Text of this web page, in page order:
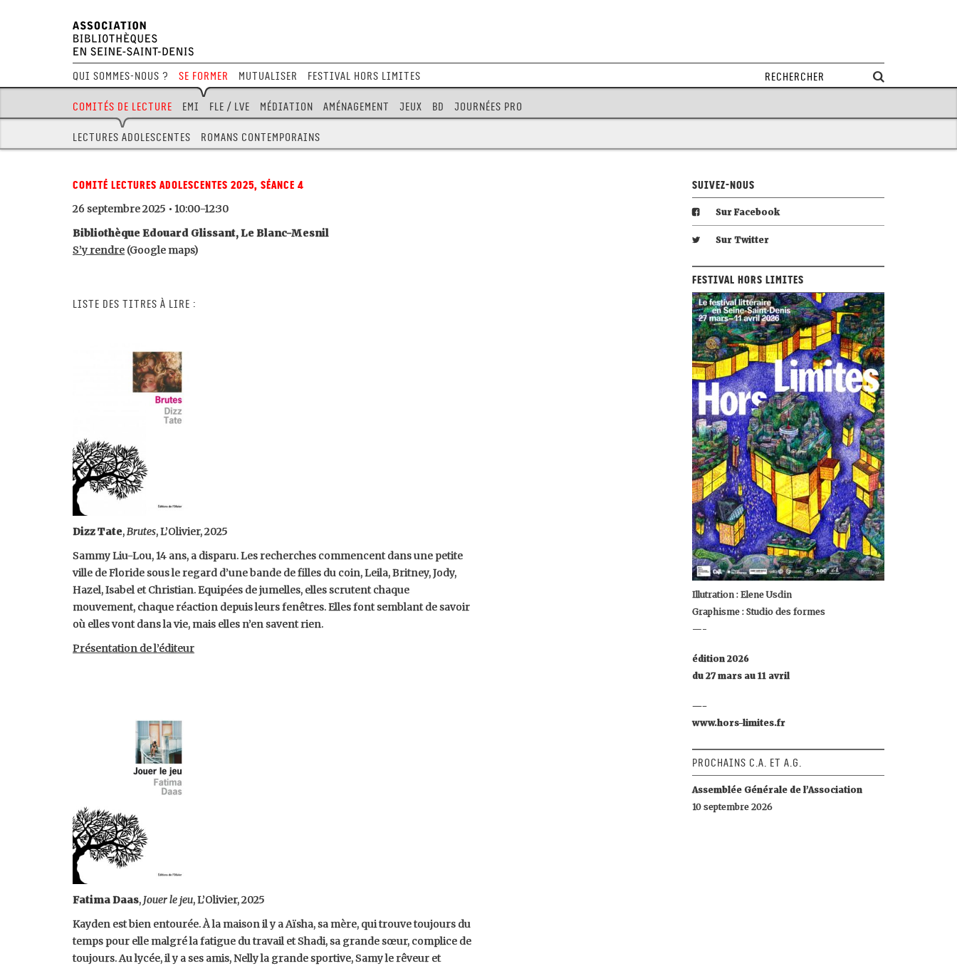
Qui sommes-nous ? Se former
Comités de lecture
Lectures adolescentes Romans contemporains
EMI FLE / LVE Médiation Aménagement Jeux BD Journées pro
Mutualiser Festival Hors Limites
Comité lectures adolescentes 2025, séance 4
26 septembre 2025 • 10:00-12:30
Bibliothèque Edouard Glissant, Le Blanc-Mesnil
S’y rendre(Google maps)
Liste des titres à lire :
Dizz Tate,Brutes, L’Olivier, 2025
Sammy Liu-Lou, 14 ans, a disparu. Les recherches commencent dans une petite
ville de Floride sous le regard d’une bande de filles du coin, Leila, Britney, Jody,
Hazel, Isabel et Christian. Equipées de jumelles, elles scrutent chaque
mouvement, chaque réaction depuis leurs fenêtres. Elles font semblant de savoir
où elles vont dans la vie, mais elles n’en savent rien.
Présentation de l’éditeur
Fatima Daas, Jouer le jeu, L’Olivier, 2025
Kayden est bien entourée. À la maison il y a Aïsha, sa mère, qui trouve toujours du
temps pour elle malgré la fatigue du travail et Shadi, sa grande sœur, complice de
toujours. Au lycée, il y a ses amis, Nelly la grande sportive, Samy le rêveur et
Suivez-nous
Sur Facebook
Sur Twitter
Festival Hors Limites
Illutration : Elene Usdin
Graphisme : Studio des formes
—-
édition 2026
du 27 mars au 11 avril
—-
www.hors-limites.fr
Prochains C.A. et A.G.
Assemblée Générale de l’Association
10 septembre 2026